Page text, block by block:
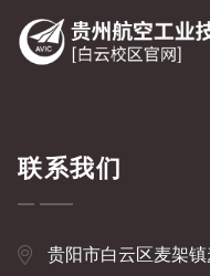
联系我们
贵阳市白云区麦架镇